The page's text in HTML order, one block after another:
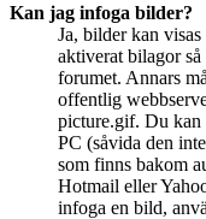
Kan jag infoga bilder?
Ja, bilder kan
aktiverat bilagor
forumet. Annars
offentlig
picture.gif. Du kan
PC (såvida den
som finns bakom
Hotmail eller
infoga en bild,